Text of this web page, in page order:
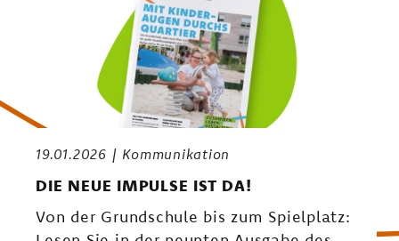
19.01.2026 Kommunikation
DIE NEUE IMPULSE IST DA!
Von der Grundschule bis zum Spielplatz: